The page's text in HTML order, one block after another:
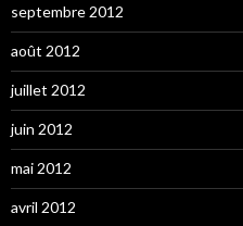
septembre 2012
août 2012
juillet 2012
juin 2012
mai 2012
avril 2012